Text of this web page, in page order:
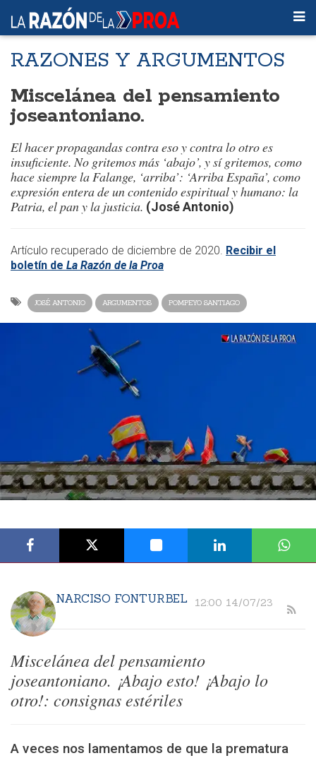
RAZONES Y ARGUMENTOS
Miscelánea del pensamiento
joseantoniano.
El hacer propagandas contra eso y contra lo otro es
insuficiente. No gritemos más ‘abajo’, y sí gritemos, como
hace siempre la Falange, ‘arriba’: ‘Arriba España’, como
expresión entera de un contenido espiritual y humano: la
Patria, el pan y la justicia. (José Antonio)
Artículo recuperado de diciembre de 2020. Recibir el
boletín de La Razón de la Proa
JOSÉ ANTONIO ARGUMENTOS POMPEYO SANTIAGO
NARCISO FONTURBEL 12:00 14/07/23
Miscelánea del pensamiento
joseantoniano. ¡Abajo esto! ¡Abajo lo
otro!: consignas estériles
A veces nos lamentamos de que la prematura